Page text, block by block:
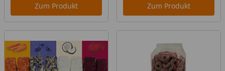
Zum Produkt Zum Produkt